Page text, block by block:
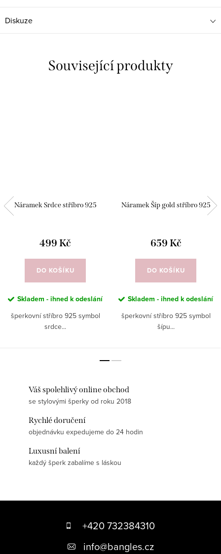
Diskuze
Související produkty
Náramek Srdce stříbro 925
499 Kč
DO KOŠÍKU
Skladem - ihned k odeslání
šperkovní stříbro 925 symbol
srdce...
Náramek Šíp gold stříbro 925
659 Kč
DO KOŠÍKU
Skladem - ihned k odeslání
šperkovní stříbro 925 symbol
šípu...
Váš spolehlivý online obchod
se stylovými šperky od roku 2018
Rychlé doručení
objednávku expedujeme do 24 hodin
Luxusní balení
každý šperk zabalíme s láskou
+420 732384310
info@bangles.cz